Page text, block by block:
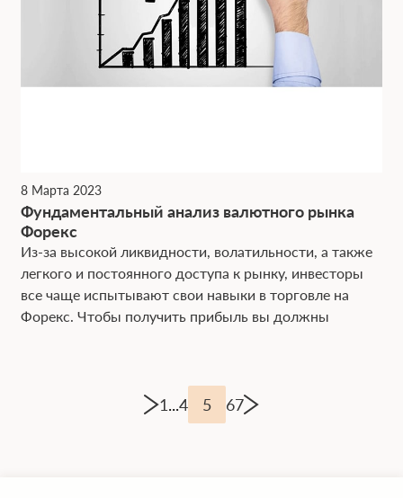
8 Марта 2023
Фундаментальный анализ валютного рынка
Форекс
Из-за высокой ликвидности, волатильности, а также
легкого и постоянного доступа к рынку, инвесторы
все чаще испытывают свои навыки в торговле на
Форекс. Чтобы получить прибыль вы должны
1...4 5 67